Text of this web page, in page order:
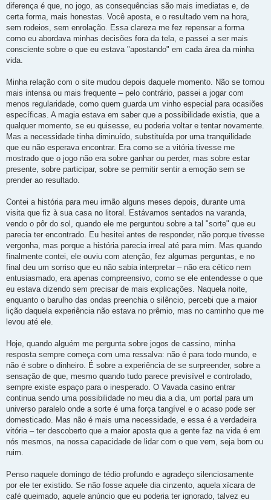
diferença é que, no jogo, as consequências são mais imediatas e, de
certa forma, mais honestas. Você aposta, e o resultado vem na hora,
sem rodeios, sem enrolação. Essa clareza me fez repensar a forma
como eu abordava minhas decisões fora da tela, e passei a ser mais
consciente sobre o que eu estava "apostando" em cada área da minha
vida.
Minha relação com o site mudou depois daquele momento. Não se tornou
mais intensa ou mais frequente – pelo contrário, passei a jogar com
menos regularidade, como quem guarda um vinho especial para ocasiões
específicas. A magia estava em saber que a possibilidade existia, que a
qualquer momento, se eu quisesse, eu poderia voltar e tentar novamente.
Mas a necessidade tinha diminuído, substituída por uma tranquilidade
que eu não esperava encontrar. Era como se a vitória tivesse me
mostrado que o jogo não era sobre ganhar ou perder, mas sobre estar
presente, sobre participar, sobre se permitir sentir a emoção sem se
prender ao resultado.
Contei a história para meu irmão alguns meses depois, durante uma
visita que fiz à sua casa no litoral. Estávamos sentados na varanda,
vendo o pôr do sol, quando ele me perguntou sobre a tal "sorte" que eu
parecia ter encontrado. Eu hesitei antes de responder, não porque tivesse
vergonha, mas porque a história parecia irreal até para mim. Mas quando
finalmente contei, ele ouviu com atenção, fez algumas perguntas, e no
final deu um sorriso que eu não sabia interpretar – não era cético nem
entusiasmado, era apenas compreensivo, como se ele entendesse o que
eu estava dizendo sem precisar de mais explicações. Naquela noite,
enquanto o barulho das ondas preenchia o silêncio, percebi que a maior
lição daquela experiência não estava no prêmio, mas no caminho que me
levou até ele.
Hoje, quando alguém me pergunta sobre jogos de cassino, minha
resposta sempre começa com uma ressalva: não é para todo mundo, e
não é sobre o dinheiro. É sobre a experiência de se surpreender, sobre a
sensação de que, mesmo quando tudo parece previsível e controlado,
sempre existe espaço para o inesperado. O Vavada casino entrar
continua sendo uma possibilidade no meu dia a dia, um portal para um
universo paralelo onde a sorte é uma força tangível e o acaso pode ser
domesticado. Mas não é mais uma necessidade, e essa é a verdadeira
vitória – ter descoberto que a maior aposta que a gente faz na vida é em
nós mesmos, na nossa capacidade de lidar com o que vem, seja bom ou
ruim.
Penso naquele domingo de tédio profundo e agradeço silenciosamente
por ele ter existido. Se não fosse aquele dia cinzento, aquela xícara de
café queimado, aquele anúncio que eu poderia ter ignorado, talvez eu